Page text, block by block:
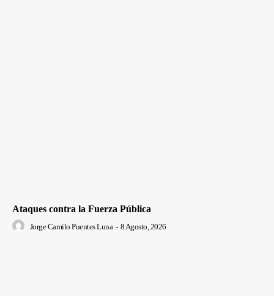
Ataques contra la Fuerza Pública
Jorge Camilo Puentes Luna - 8 Agosto, 2026